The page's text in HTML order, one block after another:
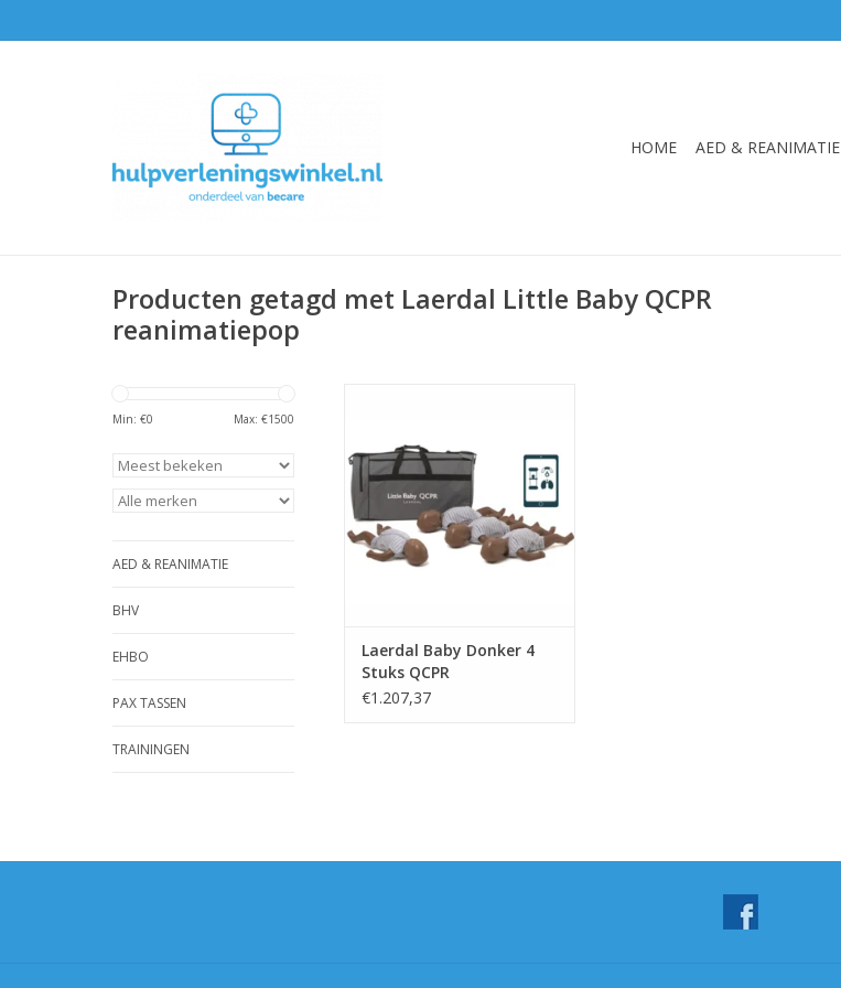
HOME AED & REANIMATIE
Producten getagd met Laerdal Little Baby QCPR
reanimatiepop
Min: €0 Max: €1500
AED & REANIMATIE
BHV
EHBO
PAX TASSEN
TRAININGEN
TOEVOEGEN AAN WINKELWAGEN
Laerdal Baby Donker 4
Stuks QCPR
€1.207,37